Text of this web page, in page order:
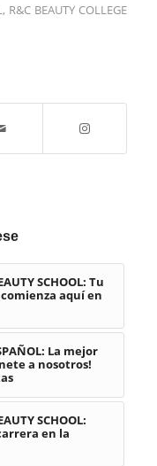
, R&C BEAUTY COLLEGE
SCHOOL: Tu
aquí en
La mejor
a nosotros!
SCHOOL:
en la